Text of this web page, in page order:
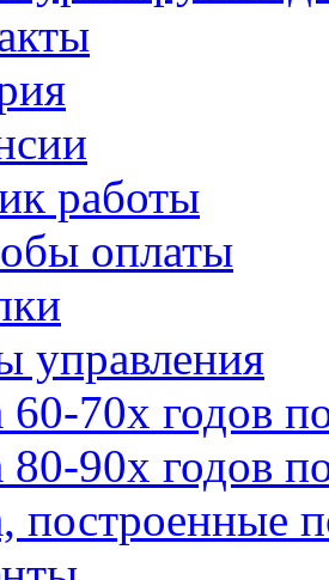
работы
оплаты
управления
70х годов
90х годов
построенные